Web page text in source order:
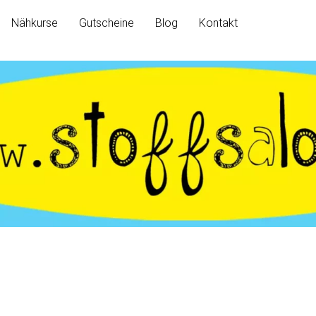
Nähkurse Gutscheine Blog Kontakt